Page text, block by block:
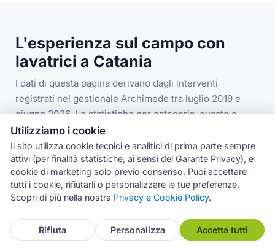
L'esperienza sul campo con
lavatrici a Catania
I dati di questa pagina derivano dagli interventi
registrati nel gestionale Archimede tra luglio 2019 e
giugno 2026. Le statistiche per categoria, guasto e
codice errore si riferiscono alla categoria lavatrici nella
provincia di Catania.
3.993
Utilizziamo i cookie
Il sito utilizza cookie tecnici e analitici di prima parte sempre
attivi (per finalità statistiche, ai sensi del Garante Privacy), e
cookie di marketing solo previo consenso. Puoi accettare
tutti i cookie, rifiutarli o personalizzare le tue preferenze.
Scopri di più nella nostra Privacy e Cookie Policy.
Rifiuta Personalizza Accetta tutti